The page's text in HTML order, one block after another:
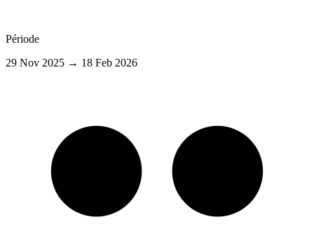
Période
29 Nov 2025 → 18 Feb 2026